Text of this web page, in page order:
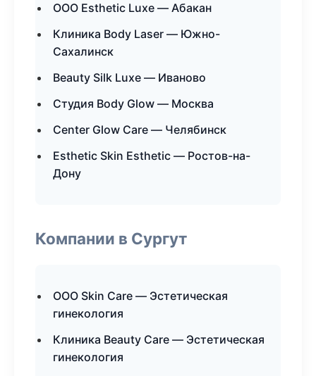
ООО Esthetic Luxe — Абакан
Клиника Body Laser — Южно-
Сахалинск
Beauty Silk Luxe — Иваново
Студия Body Glow — Москва
Center Glow Care — Челябинск
Esthetic Skin Esthetic — Ростов-на-
Дону
Компании в Сургут
ООО Skin Care — Эстетическая
гинекология
Клиника Beauty Care — Эстетическая
гинекология